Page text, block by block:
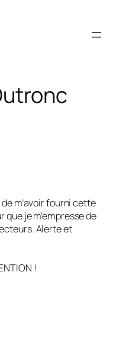
m’avoir fourni cette
je m’empresse de
Alerte et
!